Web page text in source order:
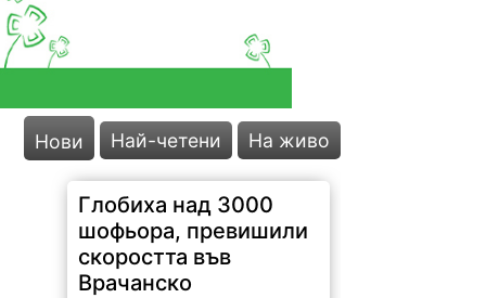
Нови Най-четени На живо
Глобиха над 3000
шофьора, превишили
скоростта във
Врачанско